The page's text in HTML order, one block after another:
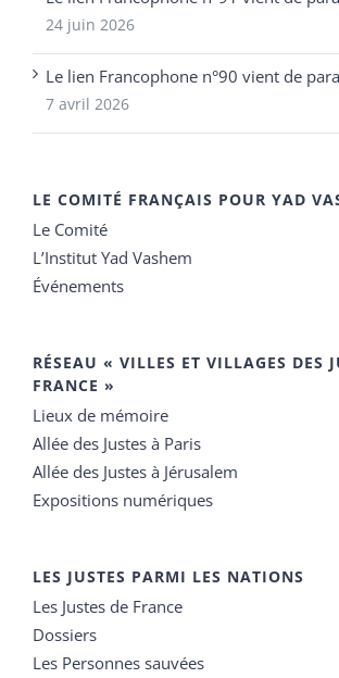
24 juin 2026
Le lien Francophone n°90 vient de
7 avril 2026
LE COMITÉ FRANÇAIS POUR YAD
Le Comité
L’Institut Yad Vashem
Événements
RÉSEAU « VILLES ET VILLAGES DES
FRANCE »
Lieux de mémoire
Allée des Justes à Paris
Allée des Justes à Jérusalem
Expositions numériques
LES JUSTES PARMI LES NATIONS
Les Justes de France
Dossiers
Les Personnes sauvées